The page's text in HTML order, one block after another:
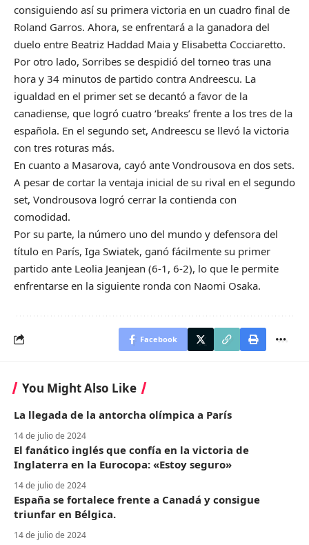
consiguiendo así su primera victoria en un cuadro final de
Roland Garros. Ahora, se enfrentará a la ganadora del
duelo entre Beatriz Haddad Maia y Elisabetta Cocciaretto.
Por otro lado, Sorribes se despidió del torneo tras una
hora y 34 minutos de partido contra Andreescu. La
igualdad en el primer set se decantó a favor de la
canadiense, que logró cuatro ‘breaks’ frente a los tres de la
española. En el segundo set, Andreescu se llevó la victoria
con tres roturas más.
En cuanto a Masarova, cayó ante Vondrousova en dos sets.
A pesar de cortar la ventaja inicial de su rival en el segundo
set, Vondrousova logró cerrar la contienda con
comodidad.
Por su parte, la número uno del mundo y defensora del
título en París, Iga Swiatek, ganó fácilmente su primer
partido ante Leolia Jeanjean (6-1, 6-2), lo que le permite
enfrentarse en la siguiente ronda con Naomi Osaka.
Facebook
You Might Also Like
La llegada de la antorcha olímpica a París
14 de julio de 2024
El fanático inglés que confía en la victoria de
Inglaterra en la Eurocopa: «Estoy seguro»
14 de julio de 2024
España se fortalece frente a Canadá y consigue
triunfar en Bélgica.
14 de julio de 2024